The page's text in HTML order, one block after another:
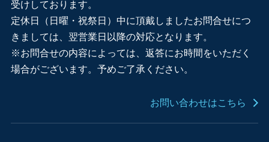
受けしております。
定休日（日曜・祝祭日）中に頂戴しましたお問合せにつ
きましては、翌営業日以降の対応となります。
※お問合せの内容によっては、返答にお時間をいただく
場合がございます。予めご了承ください。
お問い合わせはこちら